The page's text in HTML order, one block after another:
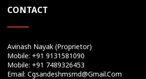
CONTACT
Avinash Nayak (Proprietor)
Mobile: +91 9131581090
Mobile: +91 7489326453
Email: Cgsandeshmsmd@gmail.com